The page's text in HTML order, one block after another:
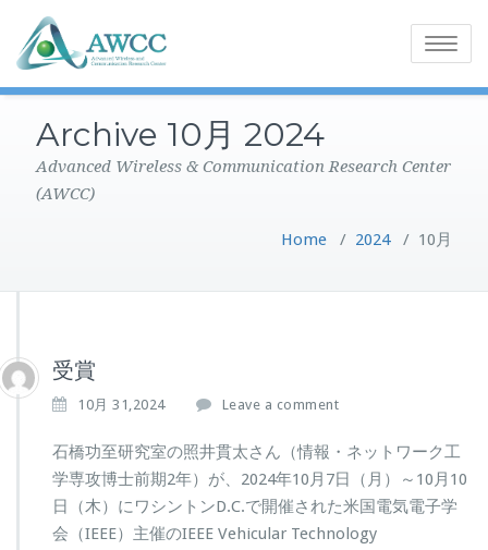
Toggle
Archive 10月 2024
Advanced Wireless & Communication Research Center
(AWCC)
Home / 2024/ 10月
受賞
10月 31,2024 Leave a comment
石橋功至研究室の照井貫太さん（情報・ネットワーク工
学専攻博士前期2年）が、2024年10月7日（月）～10月10
日（木）にワシントンD.C.で開催された米国電気電子学
会（IEEE）主催のIEEE Vehicular Technology